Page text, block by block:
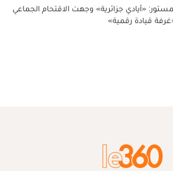
«أيادي جزائرية» وجهت الاقتحام الجماعي
قيادة رقمية»